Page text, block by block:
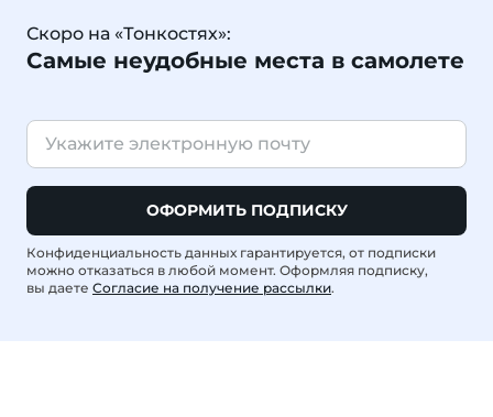
Скоро на «Тонкостях»:
Самые неудобные места в самолете
ОФОРМИТЬ ПОДПИСКУ
Конфиденциальность данных гарантируется, от подписки
можно отказаться в любой момент. Оформляя подписку,
вы даете Согласие на получение рассылки.